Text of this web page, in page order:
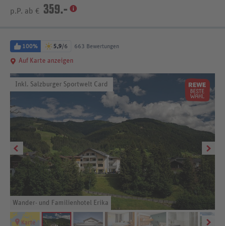
p.P. ab € 359.-
100% 5,9/6 663 Bewertungen
Auf Karte anzeigen
Inkl. Salzburger Sportwelt Card
Wander- und Familienhotel Erika